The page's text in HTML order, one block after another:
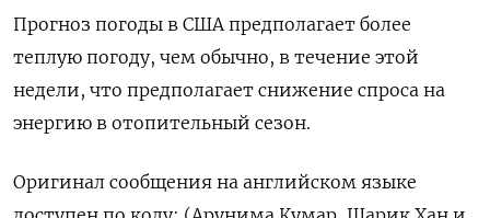
Прогноз погоды в США предполагает более
теплую погоду, чем обычно, в течение этой
недели, что предполагает снижение спроса на
энергию в отопительный сезон.
Оригинал сообщения на английском языке